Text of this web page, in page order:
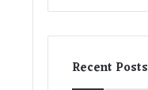
Recent Posts